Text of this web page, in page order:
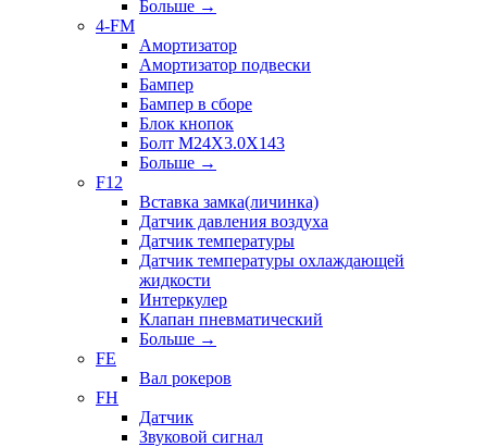
Больше →
4-FM
Амортизатор
Амортизатор подвески
Бампер
Бампер в сборе
Блок кнопок
Болт M24X3.0X143
Больше →
F12
Вставка замка(личинка)
Датчик давления воздуха
Датчик температуры
Датчик температуры охлаждающей
жидкости
Интеркулер
Клапан пневматический
Больше →
FE
Вал рокеров
FH
Датчик
Звуковой сигнал